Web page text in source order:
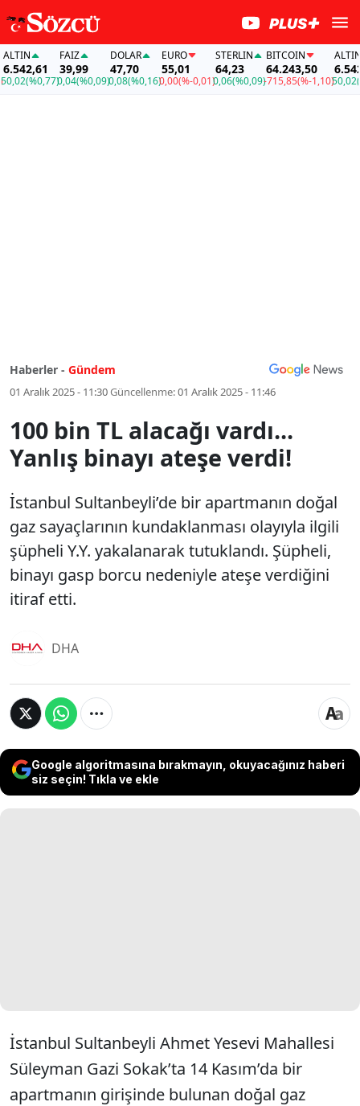
(%0,77)
FAİZ
39,99
0,04(%0,09)
DOLAR
47,70
0,08(%0,16)
EURO
55,01
0,00(%-0,01)
STERLIN
64,23
0,06(%0,09)
BITCOIN
64.243,50
-715,85(%-1,10)
ALTIN
50,02
Haberler - Gündem
01 Aralık 2025 - 11:30Güncellenme:01 Aralık 2025 - 11:46
100 bin TL alacağı vardı...
Yanlış binayı ateşe verdi!
İstanbul Sultanbeyli’de bir apartmanın doğal
gaz sayaçlarının kundaklanması olayıyla ilgili
şüpheli Y.Y. yakalanarak tutuklandı. Şüpheli,
binayı gasp borcu nedeniyle ateşe verdiğini
itiraf etti.
DHA
Google algoritmasına bırakmayın, okuyacağınız haberi
siz seçin! Tıkla ve ekle
İstanbul Sultanbeyli Ahmet Yesevi Mahallesi
Süleyman Gazi Sokak’ta 14 Kasım’da bir
apartmanın girişinde bulunan doğal gaz